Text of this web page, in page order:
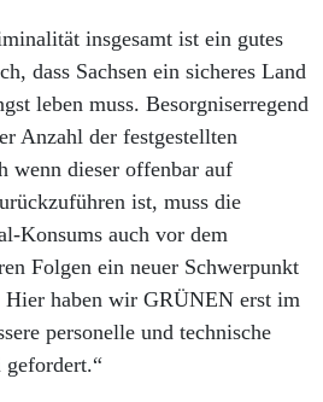
insgesamt ist ein gutes
dass Sachsen ein sicheres Land
leben muss. Besorgniserregend
Anzahl der festgestellten
wenn dieser offenbar auf
ist, muss die
Konsums auch vor dem
Folgen ein neuer Schwerpunkt
haben wir GRÜNEN erst im
personelle und technische
gefordert.“